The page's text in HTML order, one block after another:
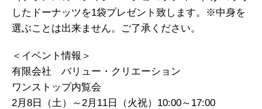
したドーナッツを1袋プレゼント致します。※中身を
選ぶことは出来ません。ご了承ください。
＜イベント情報＞
有限会社 バリュー・クリエーション
ワンストップ内覧会
2月8日（土）～2月11日（火祝）10:00～17:00